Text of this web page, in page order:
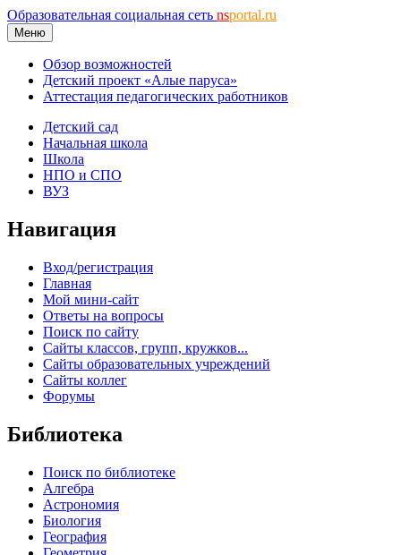
Образовательная социальная сеть nsportal.ru
Меню
Обзор возможностей
Детский проект «Алые паруса»
Аттестация педагогических работников
Детский сад
Начальная школа
Школа
НПО и СПО
ВУЗ
Навигация
Вход/регистрация
Главная
Мой мини-сайт
Ответы на вопросы
Поиск по сайту
Сайты классов, групп, кружков...
Сайты образовательных учреждений
Сайты коллег
Форумы
Библиотека
Поиск по библиотеке
Алгебра
Астрономия
Биология
География